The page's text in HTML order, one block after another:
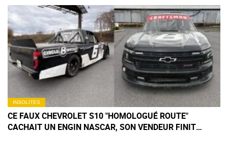
INSOLITES
CE FAUX CHEVROLET S10 "HOMOLOGUÉ ROUTE"
CACHAIT UN ENGIN NASCAR, SON VENDEUR FINIT